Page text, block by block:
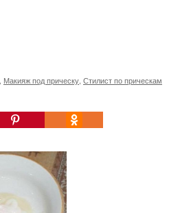
Макияж под прическу Стилист по прическам